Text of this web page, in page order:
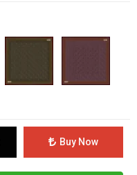
Buy Now